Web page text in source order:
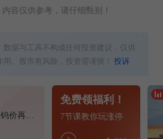
容仅供参考，请仔细甄别！
数据与工具不构成任何投资建议，仅供
用。股市有风险，投资需谨慎！投诉
免费领福利！
7节课教你玩涨停